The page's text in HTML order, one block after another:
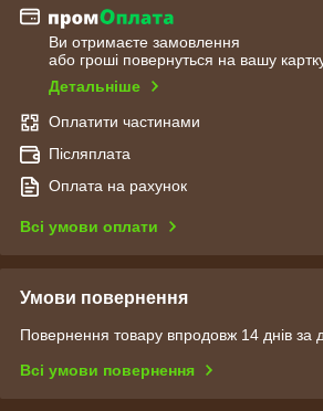
Ви отримаєте замовлення
або гроші повернуться на вашу
Детальніше
Оплатити частинами
Післяплата
Оплата на рахунок
Всі умови оплати
Умови повернення
Повернення товару впродовж 14 днів за
Всі умови повернення